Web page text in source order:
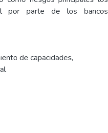
por parte de los bancos
de capacidades,